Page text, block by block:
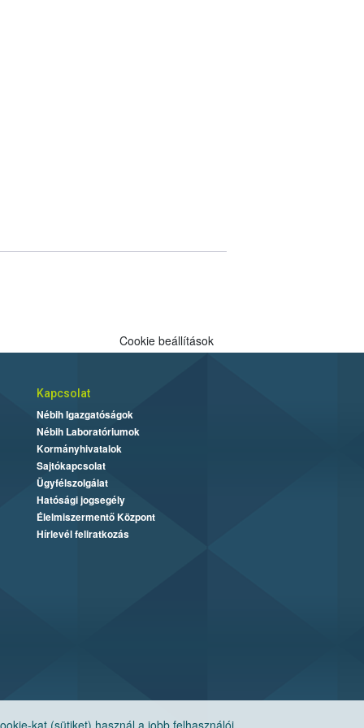
kat (sütiket) használ a jobb felhasználói
Cookie beállítások
Kapcsolat
Nébih Igazgatóságok
Nébih Laboratóriumok
Kormányhivatalok
Sajtókapcsolat
Ügyfélszolgálat
Hatósági jogsegély
Élelmiszermentő Központ
Hírlevél feliratkozás